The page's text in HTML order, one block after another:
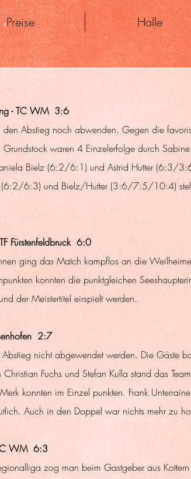
Preise Halle
- TC WM  3:6
den Abstieg noch abwenden. Gegen die
waren 4 Einzelerfolge durch Sabine
Bielz (6:2/6:1) und Astrid Hutter (6:3/
(6:2/6:3) und Bielz/Hutter (3:6/7:5/10:4)
Fürstenfeldbruck  6:0
ging das Match kampflos an die
konnten die punktgleichen
der Meistertitel eirspielt werden.
2:7
nicht abgewendet werden. Die Gäste
Fuchs und Stefan Kulla stand das
konnten im Einzel punkten. Frank
Auch in den Doppel war nichts mehr zu
WM  6:3
zog man beim Gastgeber aus Kottern